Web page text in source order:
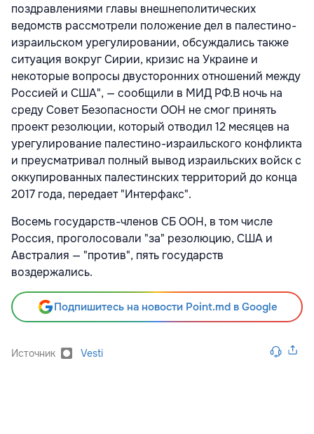
поздравлениями главы внешнеполитических
ведомств рассмотрели положение дел в палестино-
израильском урегулировании, обсуждались также
ситуация вокруг Сирии, кризис на Украине и
некоторые вопросы двусторонних отношений между
Россией и США", — сообщили в МИД РФ.В ночь на
среду Совет Безопасности ООН не смог принять
проект резолюции, который отводил 12 месяцев на
урегулирование палестино-израильского конфликта
и преусматривал полный вывод израильских войск с
оккупированных палестинских территорий до конца
2017 года, передает "Интерфакс".
Восемь государств-членов СБ ООН, в том числе
Россия, проголосовали "за" резолюцию, США и
Австралия — "против", пять государств
воздержались.
Подпишитесь на новости Point.md в Google
Источник Vesti